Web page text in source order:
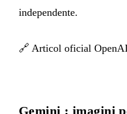
independente.
🔗 Articol oficial
Gemini : imagini